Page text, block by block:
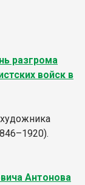
разгрома
войск в
Антонова